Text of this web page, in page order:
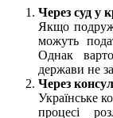
Через суд у
Якщо
можуть
Однак
держави не
Через
Українське
процесі